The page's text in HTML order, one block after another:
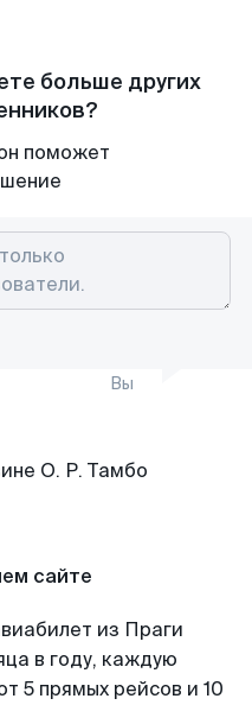
больше других
поможет
Вы
сайте
из Праги
в году, каждую
5 прямых рейсов и 10